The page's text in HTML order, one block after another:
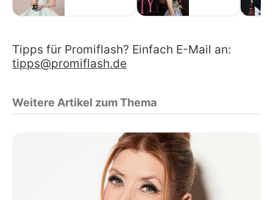
Tipps für Promiflash? Einfach E-Mail an:
tipps@promiflash.de
Weitere Artikel zum Thema